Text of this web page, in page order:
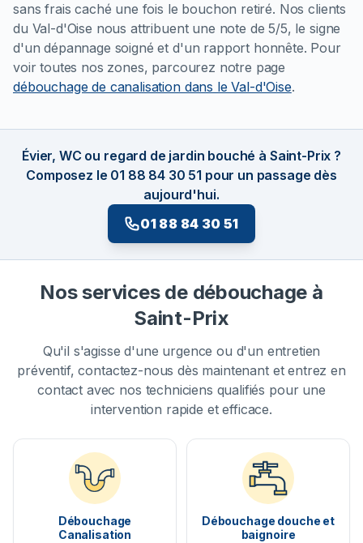
sans frais caché une fois le bouchon retiré. Nos clients
du Val-d'Oise nous attribuent une note de 5/5, le signe
d'un dépannage soigné et d'un rapport honnête. Pour
voir toutes nos zones, parcourez notre page
débouchage de canalisation dans le Val-d'Oise.
Évier, WC ou regard de jardin bouché à Saint-Prix ?
Composez le 01 88 84 30 51 pour un passage dès
aujourd'hui.
01 88 84 30 51
Nos services de débouchage à
Saint-Prix
Qu'il s'agisse d'une urgence ou d'un entretien
préventif, contactez-nous dès maintenant et entrez en
contact avec nos techniciens qualifiés pour une
intervention rapide et efficace.
Débouchage
Canalisation
Débouchage douche et
baignoire